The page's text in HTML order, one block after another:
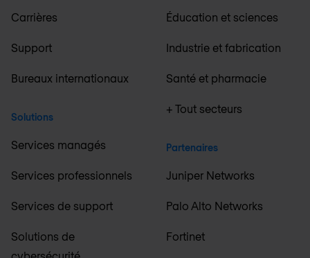
Carrières
Support
Bureaux internationaux
Solutions
Services managés
Services professionnels
Services de support
Solutions de
cybersécurité
Éducation et sciences
Industrie et fabrication
Santé et pharmacie
+ Tout secteurs
Partenaires
Juniper Networks
Palo Alto Networks
Fortinet